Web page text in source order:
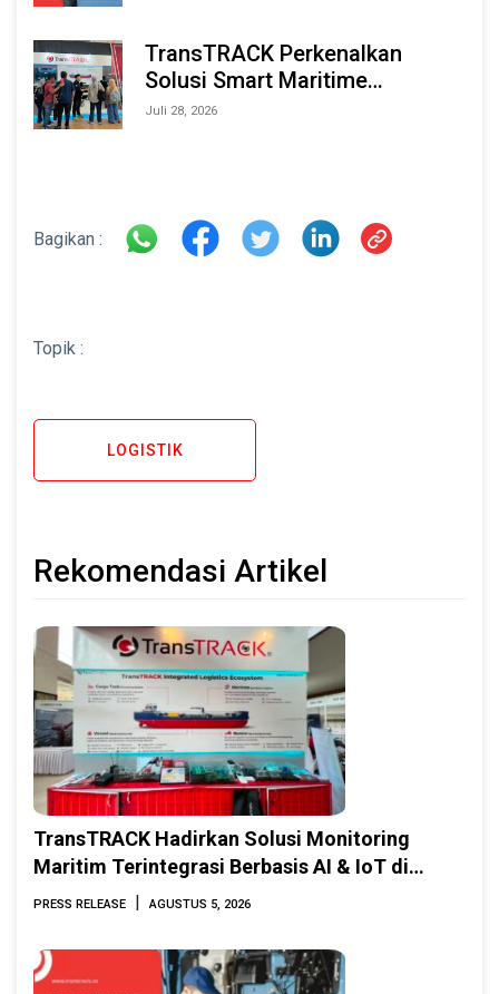
TransTRACK Perkenalkan
Solusi Smart Maritime
Monitoring Berbasis AI dan IoT
Juli 28, 2026
Bagikan :
Topik :
LOGISTIK
Rekomendasi Artikel
TransTRACK Hadirkan Solusi Monitoring
Maritim Terintegrasi Berbasis AI & IoT di
Indonesia Marine & Offshore Expo (IMOX)
PRESS RELEASE | AGUSTUS 5, 2026